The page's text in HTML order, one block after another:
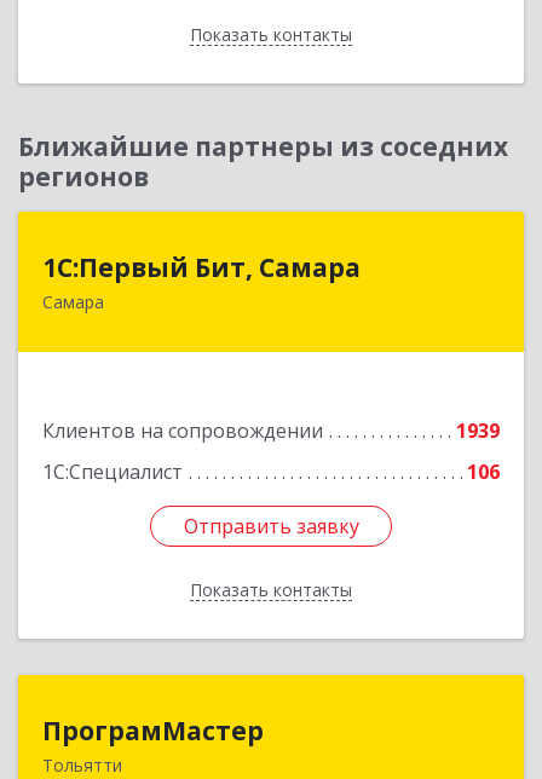
Показать контакты
Назад
Ближайшие партнеры из соседних
регионов
1С:Первый Бит, Самара
Самара
Клиентов на сопровождении
1939
1С:Специалист
106
Отправить заявку
Показать контакты
1С:Первый Бит, Самара
443013, Самарская обл, Самара г, Дачная ул,
Отправить заявку
Назад
ПрограмМастер
Тольятти